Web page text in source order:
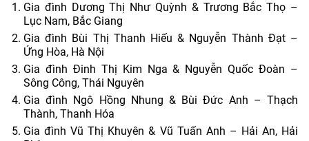
Gia đình Dương Thị Như Quỳnh & Trương Bắc Thọ –
Lục Nam, Bắc Giang
Gia đình Bùi Thị Thanh Hiếu & Nguyễn Thành Đạt –
Ứng Hòa, Hà Nội
Gia đình Đinh Thị Kim Nga & Nguyễn Quốc Đoàn –
Sông Công, Thái Nguyên
Gia đình Ngô Hồng Nhung & Bùi Đức Anh – Thạch
Thành, Thanh Hóa
Gia đình Vũ Thị Khuyên & Vũ Tuấn Anh – Hải An, Hải